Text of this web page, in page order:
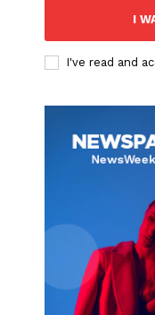
I
I've read and